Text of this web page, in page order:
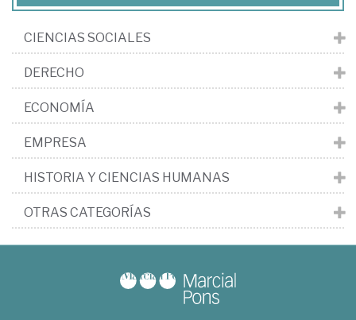
CIENCIAS SOCIALES
DERECHO
ECONOMÍA
EMPRESA
HISTORIA Y CIENCIAS HUMANAS
OTRAS CATEGORÍAS